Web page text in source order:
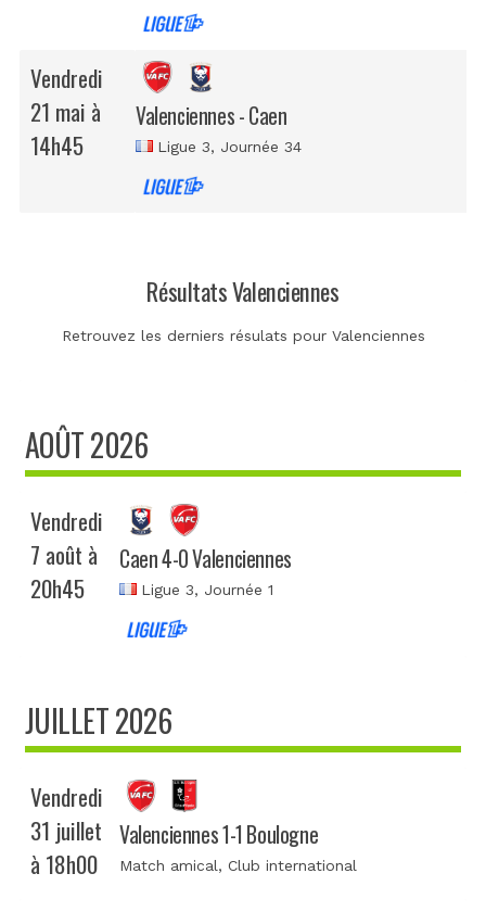
Vendredi
21 mai à
14h45
Valenciennes - Caen
Ligue 3, Journée 34
Résultats Valenciennes
Retrouvez les derniers résulats pour Valenciennes
AOÛT 2026
Vendredi
7 août à
20h45
Caen 4-0 Valenciennes
Ligue 3, Journée 1
JUILLET 2026
Vendredi
31 juillet
à 18h00
Valenciennes 1-1 Boulogne
Match amical, Club international